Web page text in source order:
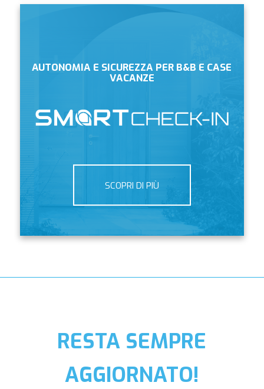
AUTONOMIA E SICUREZZA PER B&B E CASE
VACANZE
SCOPRI DI PIÙ
RESTA SEMPRE
AGGIORNATO!